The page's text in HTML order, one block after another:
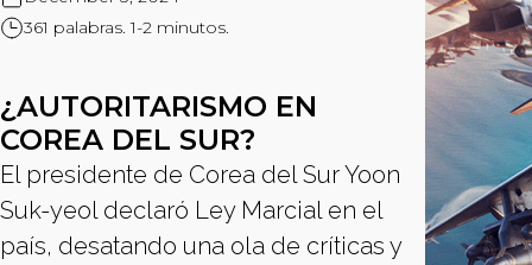
361 palabras. 1-2 minutos.
¿AUTORITARISMO EN
COREA DEL SUR?
El presidente de Corea del Sur Yoon
Suk-yeol declaró Ley Marcial en el
país, desatando una ola de críticas y